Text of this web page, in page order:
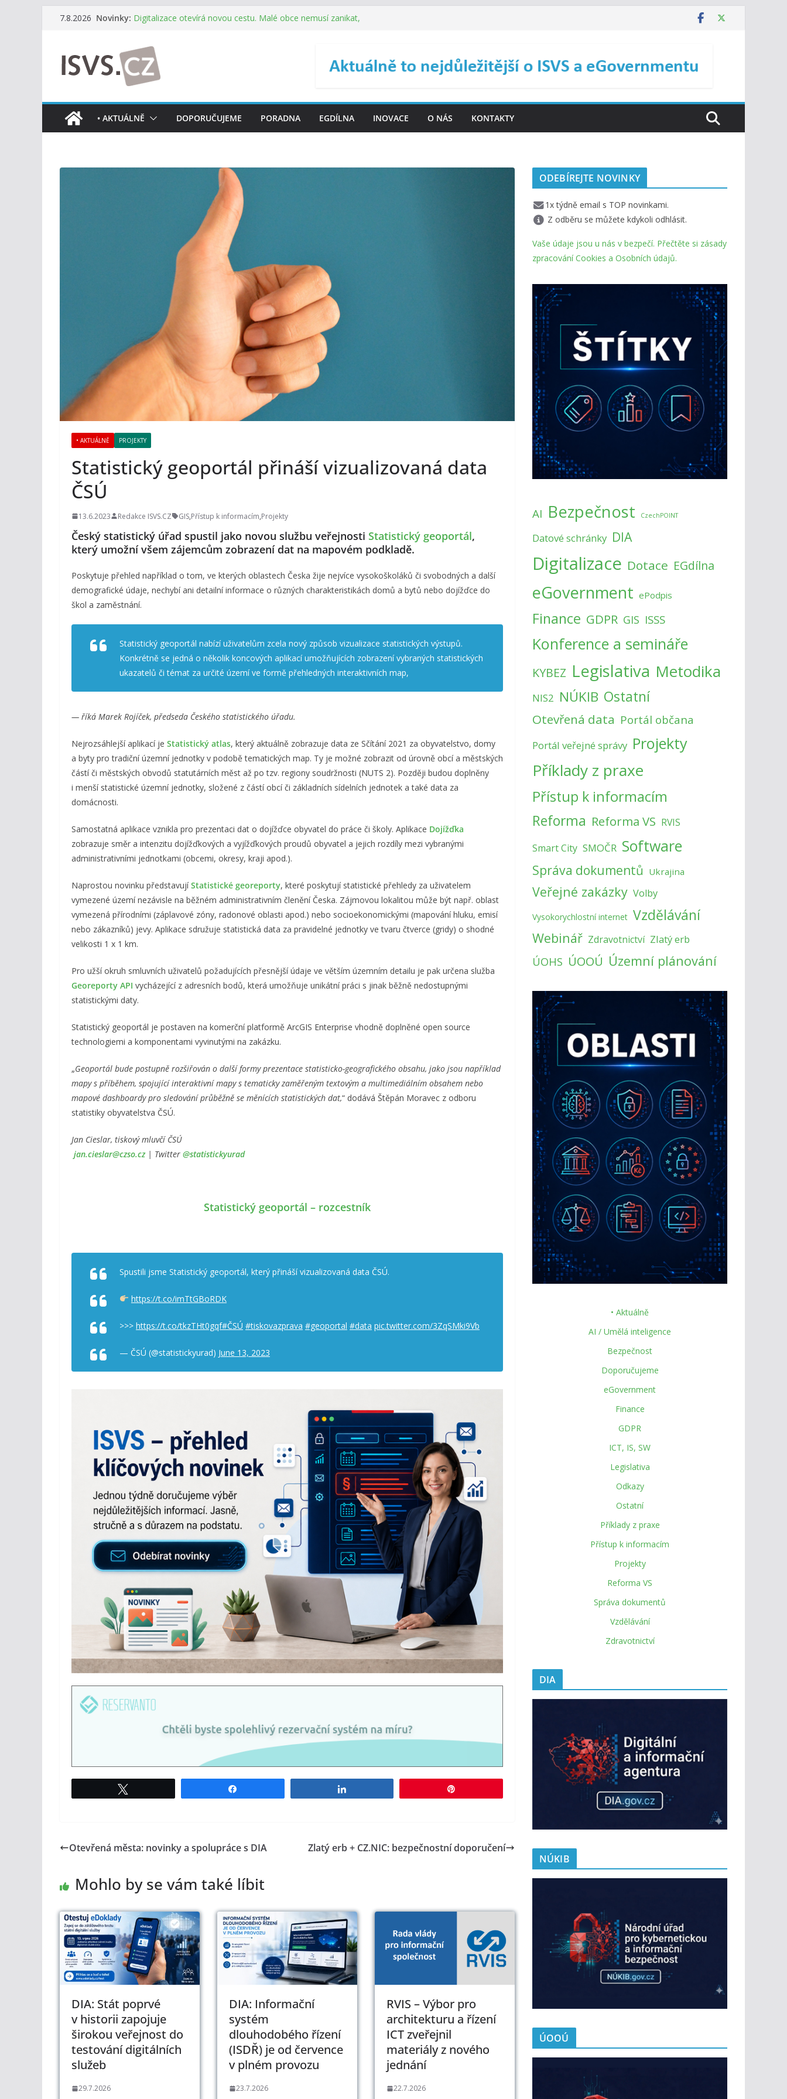
Přeskočit
7.8.2026 Novinky: Digitalizace otevírá novou cestu. Malé obce nemusí zanikat,
testování digitálních služeb
DIA: Informační systém dlouhodobého řízení (ISDŘ) je od
července v plném provozu
RVIS – Výbor pro architekturu a řízení ICT zveřejnil materiály
z nového jednání
Informace o obcích vždy po ruce. SMS ČR spouští novou
mobilní aplikaci
• AKTUÁLNĚ DOPORUČUJEME PORADNA EGDÍLNA INOVACE O NÁS KONTAKTY
• AKTUÁLNĚ PROJEKTY
Statistický geoportál přináší vizualizovaná data
ČSÚ
13.6.2023 Redakce ISVS.CZ GIS,Přístup k informacím,Projekty
Český statistický úřad spustil jako novou službu veřejnosti Statistický geoportál,
který umožní všem zájemcům zobrazení dat na mapovém podkladě.
Poskytuje přehled například o tom, ve kterých oblastech Česka žije nejvíce vysokoškoláků či svobodných a další
demografické údaje, nechybí ani detailní informace o různých charakteristikách domů a bytů nebo dojížďce do
škol a zaměstnání.
Statistický geoportál nabízí uživatelům zcela nový způsob vizualizace statistických výstupů.
Konkrétně se jedná o několik koncových aplikací umožňujících zobrazení vybraných statistických
ukazatelů či témat za určité území ve formě přehledných interaktivních map,
— říká Marek Rojíček, předseda Českého statistického úřadu.
Nejrozsáhlejší aplikací je Statistický atlas, který aktuálně zobrazuje data ze Sčítání 2021 za obyvatelstvo, domy
a byty pro tradiční územní jednotky v podobě tematických map. Ty je možné zobrazit od úrovně obcí a městských
částí či městských obvodů statutárních měst až po tzv. regiony soudržnosti (NUTS 2). Později budou doplněny
i menší statistické územní jednotky, složené z částí obcí či základních sídelních jednotek a také data za
domácnosti.
Samostatná aplikace vznikla pro prezentaci dat o dojížďce obyvatel do práce či školy. Aplikace Dojížďka
zobrazuje směr a intenzitu dojížďkových a vyjížďkových proudů obyvatel a jejich rozdíly mezi vybranými
administrativními jednotkami (obcemi, okresy, kraji apod.).
Naprostou novinku představujíStatistické georeporty, které poskytují statistické přehledy za uživatelem
vymezené území nezávisle na běžném administrativním členění Česka. Zájmovou lokalitou může být např. oblast
vymezená přírodními (záplavové zóny, radonové oblasti apod.) nebo socioekonomickými (mapování hluku, emisí
nebo zákazníků) jevy. Aplikace sdružuje statistická data za pravidelné jednotky ve tvaru čtverce (gridy) o shodné
velikosti 1 x 1 km.
Pro užší okruh smluvních uživatelů požadujících přesnější údaje ve větším územním detailu je pak určena služba
Georeporty API vycházející z adresních bodů, která umožňuje unikátní práci s jinak běžně nedostupnými
statistickými daty.
Statistický geoportál je postaven na komerční platformě ArcGIS Enterprise vhodně doplněné open source
technologiemi a komponentami vyvinutými na zakázku.
„Geoportál bude postupně rozšiřován o další formy prezentace statisticko-geografického obsahu, jako jsou například
mapy s příběhem, spojující interaktivní mapy s tematicky zaměřeným textovým a multimediálním obsahem nebo
mapové dashboardy pro sledování průběžně se měnících statistických dat,“ dodává Štěpán Moravec z odboru
statistiky obyvatelstva ČSÚ.
Jan Cieslar, tiskový mluvčí ČSÚ
jan.cieslar@czso.cz| Twitter @statistickyurad
Statistický geoportál – rozcestník
Spustili jsme Statistický geoportál, který přináší vizualizovaná data ČSÚ.
https://t.co/imTtGBoRDK
>>> https://t.co/tkzTHt0gqf#ČSÚ #tiskovazprava #geoportal #data pic.twitter.com/3ZqSMki9Vb
— ČSÚ (@statistickyurad) June 13, 2023
Otevřená města: novinky a spolupráce s DIA Zlatý erb + CZ.NIC: bezpečnostní doporučení
Mohlo by se vám také líbit
DIA: Stát poprvé
v historii zapojuje
širokou veřejnost do
testování digitálních
služeb
29.7.2026
DIA: Informační
systém
dlouhodobého řízení
(ISDŘ) je od července
v plném provozu
23.7.2026
RVIS – Výbor pro
architekturu a řízení
ICT zveřejnil
materiály z nového
jednání
22.7.2026
ODEBÍREJTE NOVINKY
1x týdně email s TOP novinkami.
Z odběru se můžete kdykoli odhlásit.
Vaše údaje jsou u nás v bezpečí. Přečtěte si zásady
zpracování Cookies a Osobních údajů.
AI Bezpečnost CzechPOINT
Datové schránky DIA
Digitalizace Dotace EGdílna
eGovernment ePodpis
Finance GDPR GIS ISSS
Konference a semináře
KYBEZ Legislativa Metodika
NIS2 NÚKIB Ostatní
Otevřená data Portál občana
Portál veřejné správy Projekty
Příklady z praxe
Přístup k informacím
Reforma Reforma VS RVIS
Smart City SMOČR Software
Správa dokumentů Ukrajina
Veřejné zakázky Volby
Vysokorychlostní internet Vzdělávání
Webinář Zdravotnictví Zlatý erb
ÚOHS ÚOOÚ Územní plánování
• Aktuálně
AI / Umělá inteligence
Bezpečnost
Doporučujeme
eGovernment
Finance
GDPR
ICT, IS, SW
Legislativa
Odkazy
Ostatní
Příklady z praxe
Přístup k informacím
Projekty
Reforma VS
Správa dokumentů
Vzdělávání
Zdravotnictví
DIA
NÚKIB
ÚOOÚ